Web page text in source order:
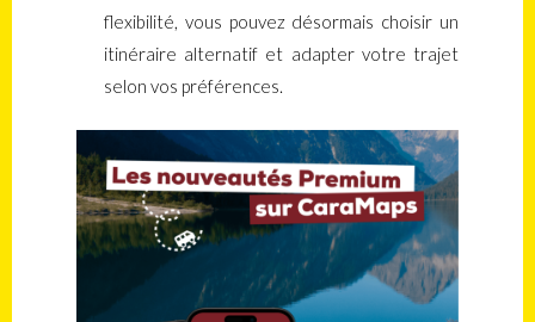
flexibilité, vous pouvez désormais choisir un
itinéraire alternatif et adapter votre trajet
selon vos préférences.